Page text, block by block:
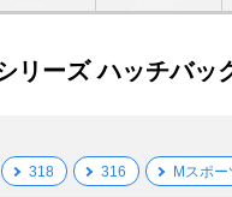
リーズ ハッチバッ
318 316 Mスポー